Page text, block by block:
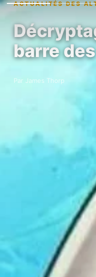
ACTUALITÉS DES
barre
Par James Thorp